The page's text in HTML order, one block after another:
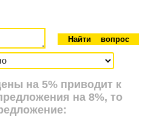
на 5% приводит к
на 8%, то